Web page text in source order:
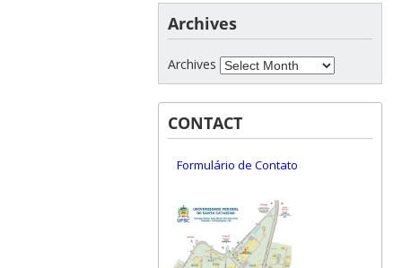
Archives
Archives
CONTACT
Formulário de Contato